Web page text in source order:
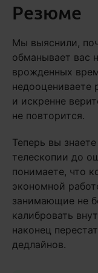
Резюме
Мы выяснили,
обманывает вас
врожденных
недооцениваете
и искренне
не повторится.
Теперь вы
телескопии до
понимаете, что
экономной
занимающие не
калибровать
наконец
дедлайнов.